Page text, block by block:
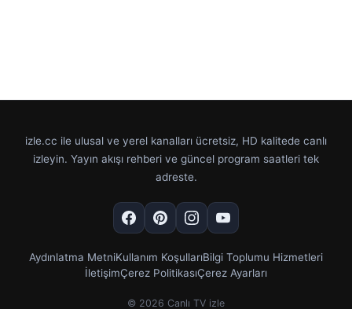
izle.cc ile ulusal ve yerel kanalları ücretsiz, HD kalitede canlı
izleyin. Yayın akışı rehberi ve güncel program saatleri tek
adreste.
Aydınlatma MetniKullanım KoşullarıBilgi Toplumu Hizmetleri
İletişimÇerez PolitikasıÇerez Ayarları
© 2026 Canlı TV izle